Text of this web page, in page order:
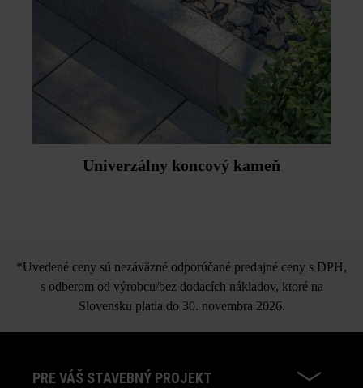
Univerzálny koncový kameň
*Uvedené ceny sú nezáväzné odporúčané predajné ceny s DPH,
s odberom od výrobcu/bez dodacích nákladov, ktoré na
Slovensku platia do 30. novembra 2026.
PRE VÁŠ STAVEBNÝ PROJEKT